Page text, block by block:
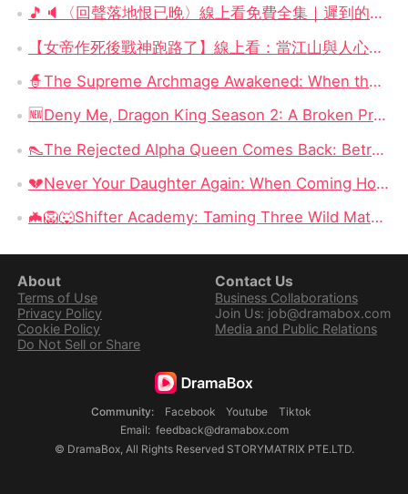
🎵🔈〈回聲落地恨已晚〉線上看免費全集｜遲到的回聲、贈你光明的人，永遠是最痛的牽掛
【女帝作死後戰神跑路了】線上看：當江山與人心一起輸掉，誰還會留下來？
🧙‍The Supreme Archmage Awakened: When the Foolish Husband Wakes, the Whole Kingdom Kneels
🆕Deny Me, Dragon King Season 2: A Broken Prophecy, a Secret Child, and the Question of Season 2
👠The Rejected Alpha Queen Comes Back: Betrayed, Broken, and Ready to Take Back Her Crown
💔Never Your Daughter Again: When Coming Home Hurts More Than Being Abandoned
🦇🦁🐺Shifter Academy: Taming Three Wild Mates — Three Alphas, One Human Girl, and a Love Story That Starts With a Slap
About
Terms of Use
Privacy Policy
Cookie Policy
Do Not Sell or Share
Contact Us
Business Collaborations
Join Us: job@dramabox.com
Media and Public Relations
Community: Facebook Youtube
Tiktok
Email: feedback@dramabox.com
© DramaBox, All Rights Reserved STORYMATRIX PTE.LTD.